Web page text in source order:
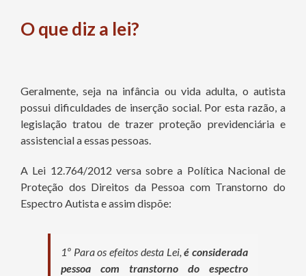
O que diz a lei?
Geralmente, seja na infância ou vida adulta, o autista
possui dificuldades de inserção social. Por esta razão, a
legislação tratou de trazer proteção previdenciária e
assistencial a essas pessoas.
A Lei 12.764/2012 versa sobre a Política Nacional de
Proteção dos Direitos da Pessoa com Transtorno do
Espectro Autista e assim dispõe:
1º Para os efeitos desta Lei,é considerada
pessoa com transtorno do espectro